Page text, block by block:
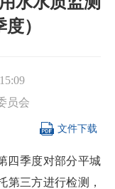
）
员会
 文件下载
四季度对部分平城
第三方进行检测，